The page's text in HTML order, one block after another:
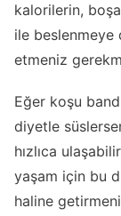
kalorilerin,
ile beslenmeye
etmeniz
Eğer koşu
diyetle
hızlıca
yaşam için bu
haline